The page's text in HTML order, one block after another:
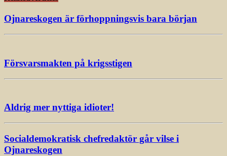
Ojnareskogen är förhoppningsvis bara början
Försvarsmakten på krigsstigen
Aldrig mer nyttiga idioter!
Socialdemokratisk chefredaktör går vilse i
Ojnareskogen